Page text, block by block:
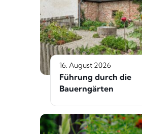
16. August 2026
Führung durch die
Bauerngärten